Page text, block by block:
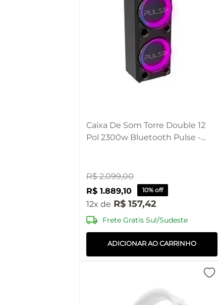
Caixa De Som Torre Double 12
Pol 2300w Bluetooth Pulse -
R$ 2.099,00
R$ 1.889,10 10% off
12 R$ 157,42
Frete Gratis Sul/Sudeste
ADICIONAR AO CARRINHO